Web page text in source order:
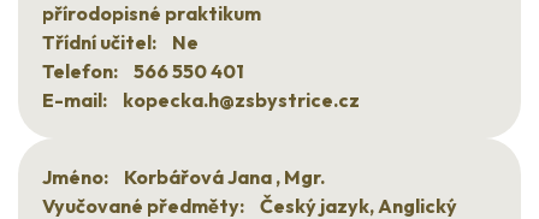
přírodopisné praktikum
Třídní učitel:
Ne
Telefon:
566 550 401
E-mail:
kopecka.h@zsbystrice.cz
Jméno:
Korbářová Jana , Mgr.
Vyučované předměty:
Český jazyk, Anglický